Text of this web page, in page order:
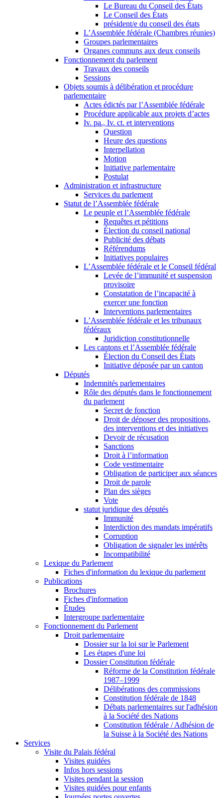
Le Bureau du Conseil des États
Le Conseil des États
président/e du conseil des états
L’Assemblée fédérale (Chambres réunies)
Groupes parlementaires
Organes communs aux deux conseils
Fonctionnement du parlement
Travaux des conseils
Sessions
Objets soumis à délibération et procédure
parlementaire
Actes édictés par l’Assemblée fédérale
Procédure applicable aux projets d’actes
Iv. pa., Iv. ct. et interventions
Question
Heure des questions
Interpellation
Motion
Initiative parlementaire
Postulat
Administration et infrastructure
Services du parlement
Statut de l’Assemblée fédérale
Le peuple et l’Assemblée fédérale
Requêtes et pétitions
Élection du conseil national
Publicité des débats
Référendums
Initiatives populaires
L’Assemblée fédérale et le Conseil fédéral
Levée de l’immunité et suspension
provisoire
Constatation de l’incapacité à
exercer une fonction
Interventions parlementaires
L’Assemblée fédérale et les tribunaux
fédéraux
Juridiction constitutionnelle
Les cantons et l’Assemblée fédérale
Élection du Conseil des États
Initiative déposée par un canton
Députés
Indemnités parlementaires
Rôle des députés dans le fonctionnement
du parlement
Secret de fonction
Droit de déposer des propositions,
des interventions et des initiatives
Devoir de récusation
Sanctions
Droit à l’information
Code vestimentaire
Obligation de participer aux séances
Droit de parole
Plan des sièges
Vote
statut juridique des députés
Immunité
Interdiction des mandats impératifs
Corruption
Obligation de signaler les intérêts
Incompatibilité
Lexique du Parlement
Fiches d'information du lexique du parlement
Publications
Brochures
Fiches d'information
Études
Intergroupe parlementaire
Fonctionnement du Parlement
Droit parlementaire
Dossier sur la loi sur le Parlement
Les étapes d'une loi
Dossier Constitution fédérale
Réforme de la Constitution fédérale
1987–1999
Délibérations des commissions
Constitution fédérale de 1848
Débats parlementaires sur l'adhésion
à la Société des Nations
Constitution fédérale / Adhésion de
la Suisse à la Société des Nations
Services
Visite du Palais fédéral
Visites guidées
Infos hors sessions
Visites pendant la session
Visites guidées pour enfants